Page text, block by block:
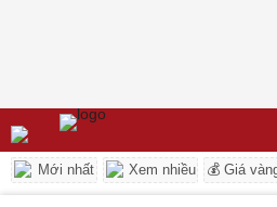
Mới nhất Xem nhiều 💰 Giá